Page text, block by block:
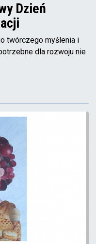
Dzień
twórczego myślenia i
dla rozwoju nie